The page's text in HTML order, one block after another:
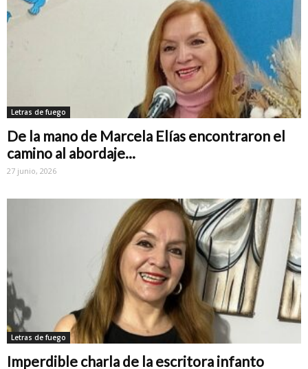
Letras de fuego
De la mano de Marcela Elías encontraron el
camino al abordaje...
27 junio, 2026
Letras de fuego
Imperdible charla de la escritora infanto